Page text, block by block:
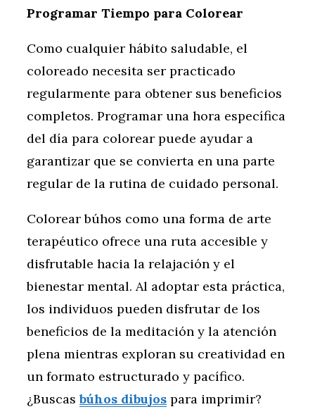
Programar Tiempo para Colorear
Como cualquier hábito saludable, el
coloreado necesita ser practicado
regularmente para obtener sus beneficios
completos. Programar una hora específica
del día para colorear puede ayudar a
garantizar que se convierta en una parte
regular de la rutina de cuidado personal.
Colorear búhos como una forma de arte
terapéutico ofrece una ruta accesible y
disfrutable hacia la relajación y el
bienestar mental. Al adoptar esta práctica,
los individuos pueden disfrutar de los
beneficios de la meditación y la atención
plena mientras exploran su creatividad en
un formato estructurado y pacífico.
¿Buscasbúhos dibujos para imprimir?